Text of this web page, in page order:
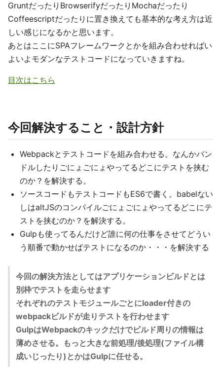
GruntだったりBrowserifyだったりMochaだったり
Coffeescriptだったりに置き換えても基本的な考え方は近
しい感じになるかと思います。
あとはここにSPAフレームワークとかを組み合わせればい
よいよモダンなテストコードになっていきますね。
目次はこちら
今回解決すること・設計方針
Webpackとテストコードを組み合わせる。なんかバン
ドルしたりごにょごにょやってるどこにテストを挟む
のか？を解決する。
ソースコードもテストコードもES6で書く。babelない
しはaltJSのコンパイルごにょごにょやってるどこにテ
ストを挟むのか？を解決する。
Gulpも使ってるんだけど誰に何の仕事をさせてどうい
う順番で動かせばテストになるのか・・・を解決する
今回の解決方法としてはアプリケーションビルドとは
別枠でテストを走らせます
それぞれのテストモジュールごとにloader付きの
webpackビルドが走りテストを行わせます
GulpはWebpackのキックだけでビルド周りの情報は
薄めさせる。もっと大きな前処理/後処理(ファイル構
成いじったり)とかはGulpに任せる。